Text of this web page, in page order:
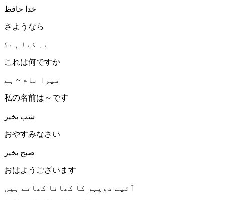
خدا حافظ
さようなら
یہ کیا ہے؟
これは何ですか
میرا نام ~ ہے
私の名前は～です
شب بخیر
おやすみなさい
صبح بخیر
おはようございます
آئیے دوپہر کا کھانا کھاتے ہیں